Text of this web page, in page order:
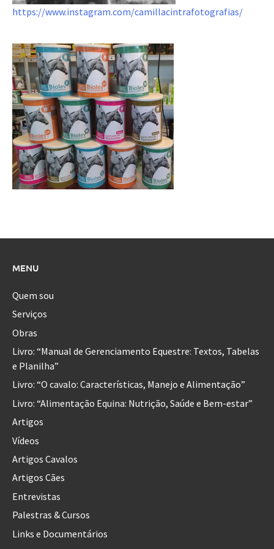
https://www.instagram.com/camillacintrafotografias/
MENU
Quem sou
Serviços
Obras
Livro: “Manual de Gerenciamento Equestre: Textos, Tabelas
e Planilha”
Livro: “O cavalo: Características, Manejo e Alimentação”
Livro: “Alimentação Equina: Nutrição, Saúde e Bem-estar”
Artigos
Vídeos
Artigos Cavalos
Artigos Cães
Entrevistas
Palestras & Cursos
Links e Documentários